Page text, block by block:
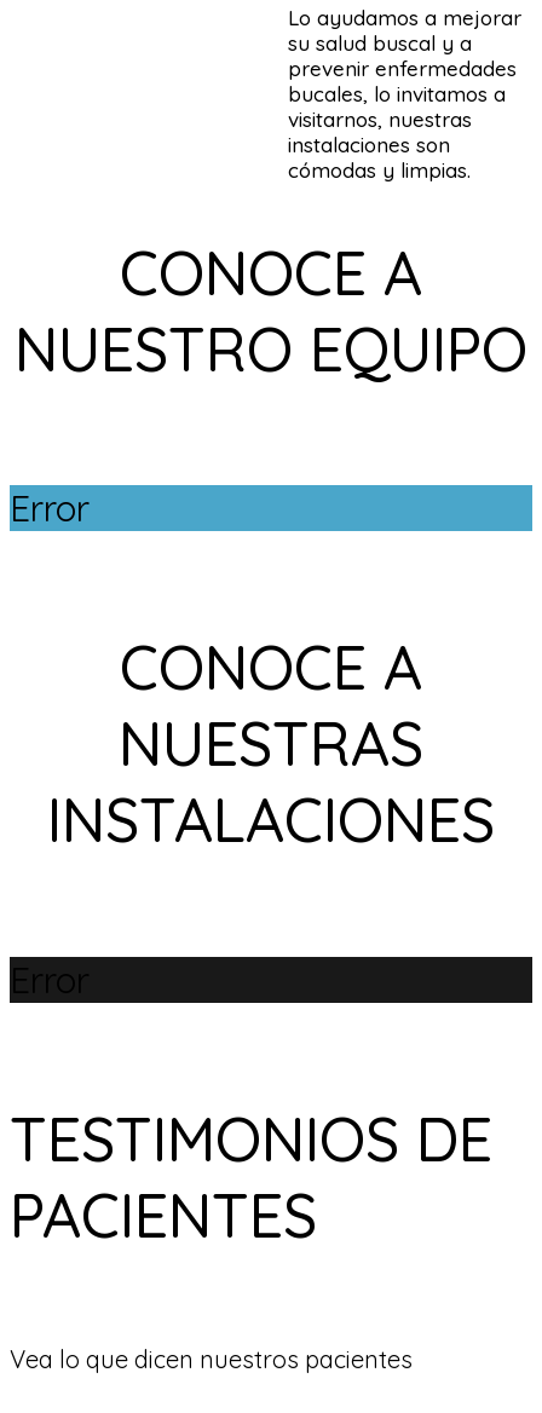
Lo ayudamos a mejorar
su salud buscal y a
prevenir enfermedades
bucales, lo invitamos a
visitarnos, nuestras
instalaciones son
cómodas y limpias.
CONOCE A
NUESTRO EQUIPO
Error
CONOCE A
NUESTRAS
INSTALACIONES
Error
TESTIMONIOS DE
PACIENTES
Vea lo que dicen nuestros pacientes